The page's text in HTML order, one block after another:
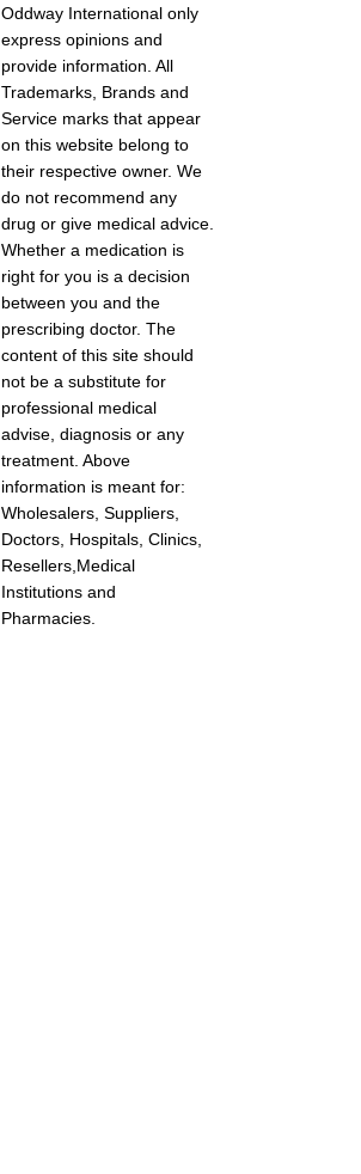
Oddway International only
express opinions and
provide information. All
Trademarks, Brands and
Service marks that appear
on this website belong to
their respective owner. We
do not recommend any
drug or give medical advice.
Whether a medication is
right for you is a decision
between you and the
prescribing doctor. The
content of this site should
not be a substitute for
professional medical
advise, diagnosis or any
treatment. Above
information is meant for:
Wholesalers, Suppliers,
Doctors, Hospitals, Clinics,
Resellers,Medical
Institutions and
Pharmacies.